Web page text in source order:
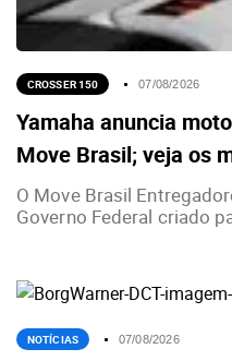
CROSSER 150 07/08/2026
Yamaha anuncia
Move Brasil; veja os
O Move Brasil
Governo Federal criado
NOTÍCIAS 07/08/2026